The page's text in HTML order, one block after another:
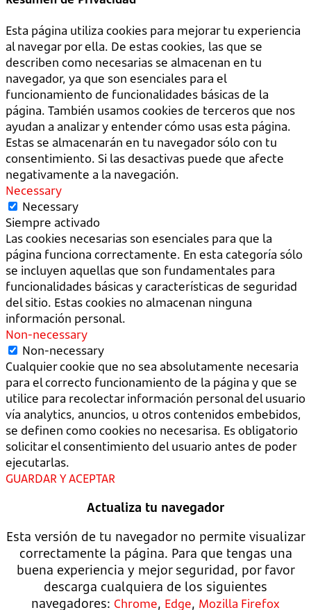
Esta página utiliza cookies para mejorar tu experiencia
al navegar por ella. De estas cookies, las que se
describen como necesarias se almacenan en tu
navegador, ya que son esenciales para el
funcionamiento de funcionalidades básicas de la
página. También usamos cookies de terceros que nos
ayudan a analizar y entender cómo usas esta página.
Estas se almacenarán en tu navegador sólo con tu
consentimiento. Si las desactivas puede que afecte
negativamente a la navegación.
Necessary
Necessary
Siempre activado
Las cookies necesarias son esenciales para que la
página funciona correctamente. En esta categoría sólo
se incluyen aquellas que son fundamentales para
funcionalidades básicas y características de seguridad
del sitio. Estas cookies no almacenan ninguna
información personal.
Non-necessary
Non-necessary
Cualquier cookie que no sea absolutamente necesaria
para el correcto funcionamiento de la página y que se
utilice para recolectar información personal del usuario
vía analytics, anuncios, u otros contenidos embebidos,
se definen como cookies no necesarisa. Es obligatorio
solicitar el consentimiento del usuario antes de poder
ejecutarlas.
GUARDAR Y ACEPTAR
Actualiza tu navegador
Esta versión de tu navegador no permite visualizar
correctamente la página. Para que tengas una
buena experiencia y mejor seguridad, por favor
descarga cualquiera de los siguientes
navegadores: Chrome, Edge, Mozilla Firefox